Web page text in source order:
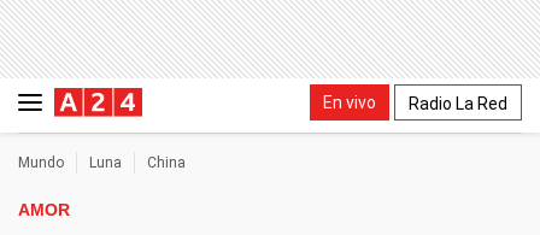
En vivo Radio La Red
Mundo Luna China
AMOR